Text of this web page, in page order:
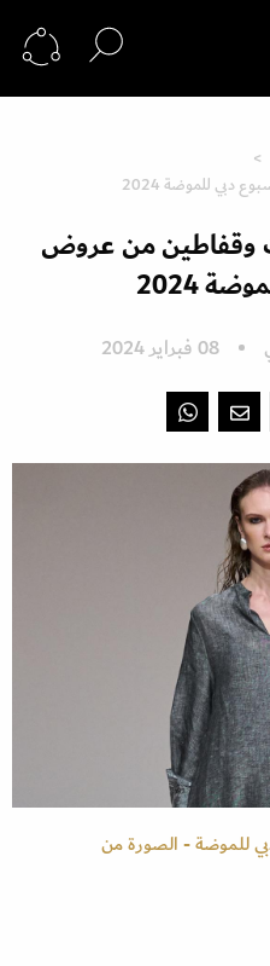
للموضة 2024
وقفاطين من عروض
2024
08 فبراير 2024
للموضة - الصورة من